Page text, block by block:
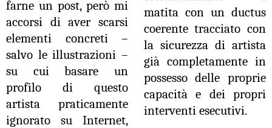
farne un post, però mi
accorsi di aver scarsi
elementi concreti –
salvo le illustrazioni –
su cui basare un
profilo di questo
artista praticamente
ignorato su Internet,
matita con un ductus
coerente tracciato con
la sicurezza di artista
già completamente in
possesso delle proprie
capacità e dei propri
interventi esecutivi.